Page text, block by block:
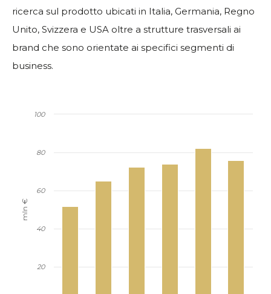
ricerca sul prodotto ubicati in Italia, Germania, Regno
Unito, Svizzera e USA oltre a strutture trasversali ai
brand che sono orientate ai specifici segmenti di
business.
mln €
20
40
60
80
100